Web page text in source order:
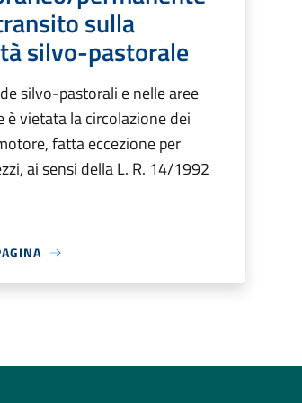
sulla
silvo-pastorale
silvo-pastorali e nelle aree
è vietata la circolazione dei
fatta eccezione per
ai sensi della L. R. 14/1992